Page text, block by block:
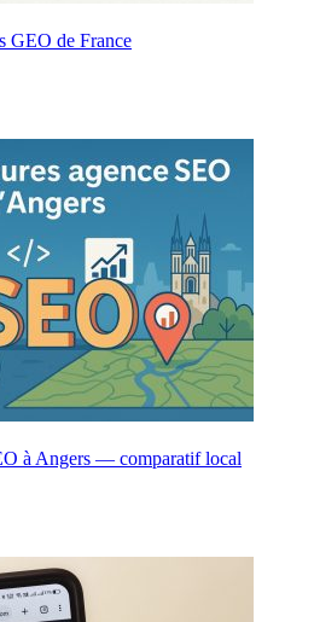
GEO de France
à Angers — comparatif local